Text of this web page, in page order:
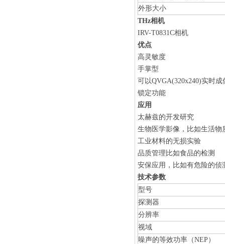
外形大小
THz相机
IRV-T0831C相机
优点
高灵敏度
手掌型
可以QVGA(320x240)实时成
锁定功能
应用
太赫兹的开发研究
生物医学影像，比如生活物
工业材料的无损实验
品质管理比如食品的检测
安保应用，比如有危险的侦
技术参数
型号
探测器
分辨率
视域
噪声的等效功率（NEP）